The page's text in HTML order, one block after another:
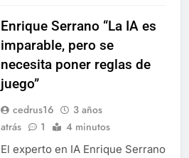
Enrique Serrano “La IA es
imparable, pero se
necesita poner reglas de
juego”
cedrus16
3 años
atrás
1 4 minutos
El experto en IA Enrique Serrano